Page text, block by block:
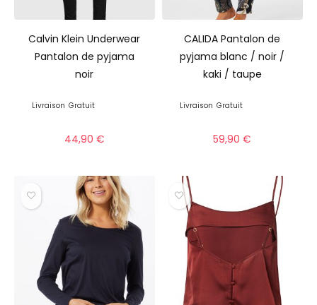
Calvin Klein Underwear
Pantalon de pyjama
noir
Livraison Gratuit
44,90 €
CALIDA Pantalon de
pyjama blanc / noir /
kaki / taupe
Livraison Gratuit
59,90€